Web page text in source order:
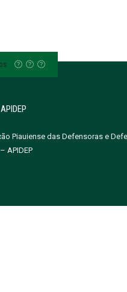
Piauiense das Defensoras e
APIDEP